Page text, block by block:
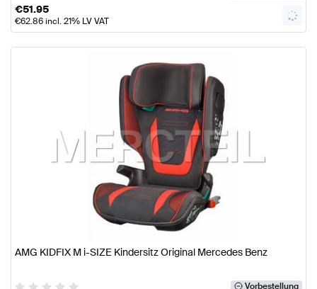
€51.95
€62.86incl. 21% LV VAT
AMG KIDFIX M i-SIZE Kindersitz Original Mercedes Benz
Vorbestellung